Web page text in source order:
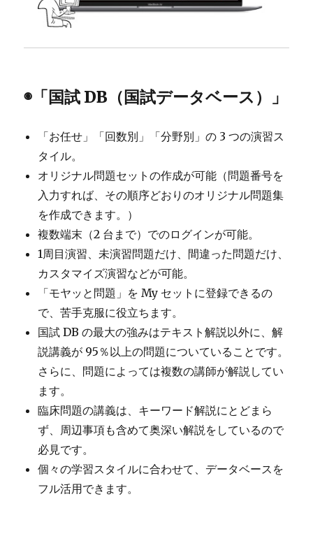
◉ 「国試 DB（国試データベース）」
「お任せ」「回数別」「分野別」の 3 つの演習ス
タイル。
オリジナル問題セットの作成が可能（問題番号を
入力すれば、その順序どおりのオリジナル問題集
を作成できます。）
複数端末（2 台まで）でのログインが可能。
1周目演習、未演習問題だけ、間違った問題だけ、
カスタマイズ演習などが可能。
「モヤッと問題」を My セットに登録できるの
で、苦手克服に役立ちます。
国試 DB の最大の強みはテキスト解説以外に、解
説講義が 95％以上の問題についていることです。
さらに、問題によっては複数の講師が解説してい
ます。
臨床問題の講義は、キーワード解説にとどまら
ず、周辺事項も含めて奥深い解説をしているので
必見です。
個々の学習スタイルに合わせて、データベースを
フル活用できます。